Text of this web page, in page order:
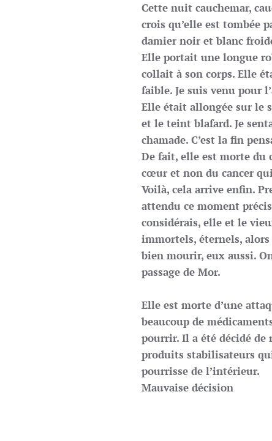
Cette nuit cauchemar,
crois qu’elle est tombée
damier noir et blanc
Elle portait une longue
collait à son corps. Elle
faible. Je suis venu pour
Elle était allongée sur le
et le teint blafard. Je
chamade. C’est la fin
De fait, elle est morte du
cœur et non du cancer
Voilà, cela arrive enfin.
attendu ce moment
considérais, elle et le
immortels, éternels,
bien mourir, eux aussi.
passage de Mor.
Elle est morte d’une
beaucoup de
pourrir. Il a été décidé de
produits stabilisateurs
pourrisse de l’intérieur.
Mauvaise décision